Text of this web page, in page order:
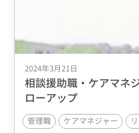
2024年3月21日
相談援助職・ケアマネ
ローアップ
管理職 ケアマネジャー